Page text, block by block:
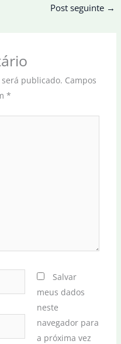
Post seguinte →
publicado. Campos
*
Salvar
meus dados
neste
navegador para
a próxima vez